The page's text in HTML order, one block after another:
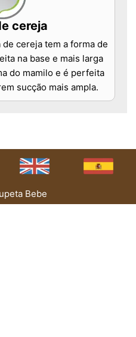
cereja
cereja tem a forma de
na base e mais larga
do mamilo e é perfeita
sucção mais ampla.
Bebe